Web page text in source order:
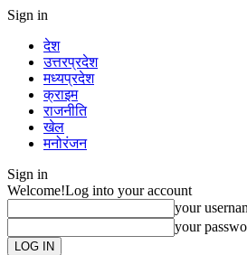
Sign in
देश
उत्तरप्रदेश
मध्यप्रदेश
क्राइम
राजनीति
खेल
मनोरंजन
Sign in
Welcome!Log into your account
your
your